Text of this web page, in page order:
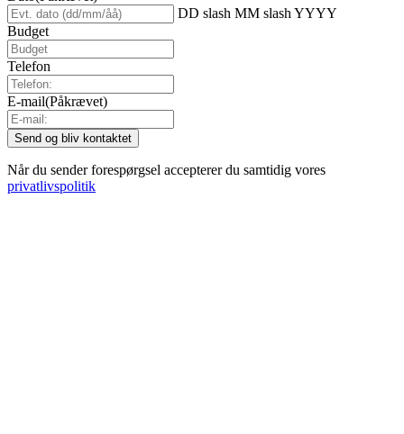
DD slash MM slash YYYY
Budget
Telefon
E-mail(Påkrævet)
Når du sender forespørgsel accepterer du samtidig vores
privatlivspolitik